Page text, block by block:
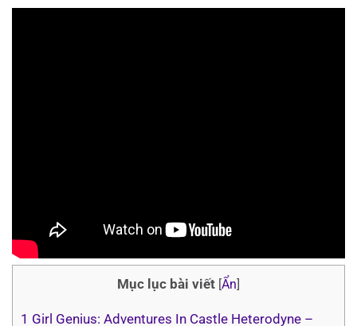
Mục lục bài viết [Ẩn]
1 Girl Genius: Adventures In Castle Heterodyne –